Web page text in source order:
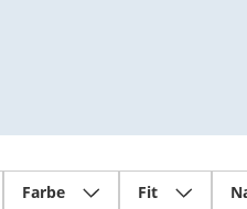
Farbe Fit